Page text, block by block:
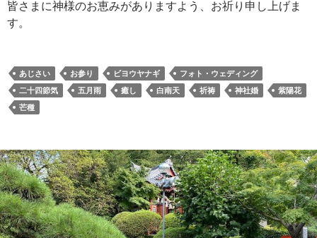
皆さまに神様のお恵みがありますよう、お祈り申し上げま
す。
あじさい お参り ビヨウヤナギ
フォト・ウェディング
二十四節気
五月雨 癒し 白南天 祈祷 神社婚
紫陽花
芒種